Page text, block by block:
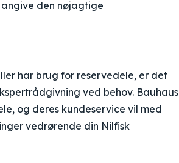
den nøjagtige
har brug for reservedele, er det
ved behov. Bauhaus
og deres kundeservice vil med
vedrørende din Nilfisk